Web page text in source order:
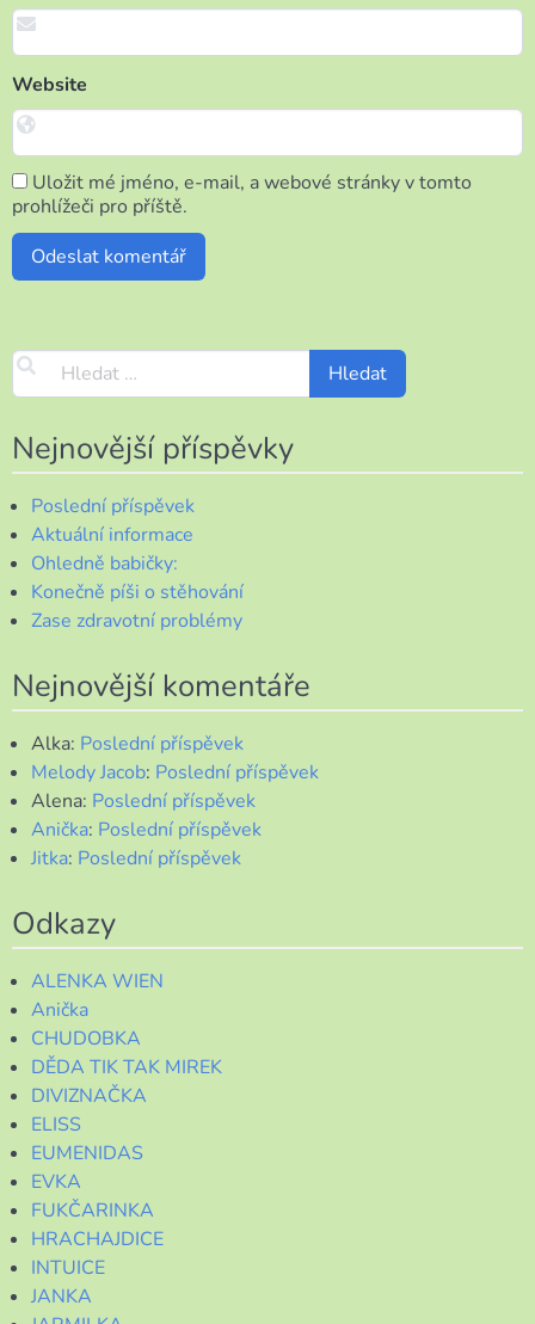
Website
Uložit mé jméno, e-mail, a webové stránky v tomto
prohlížeči pro příště.
Nejnovější příspěvky
Poslední příspěvek
Aktuální informace
Ohledně babičky:
Konečně píši o stěhování
Zase zdravotní problémy
Nejnovější komentáře
Alka: Poslední příspěvek
Melody Jacob: Poslední příspěvek
Alena: Poslední příspěvek
Anička: Poslední příspěvek
Jitka: Poslední příspěvek
Odkazy
ALENKA WIEN
Anička
CHUDOBKA
DĚDA TIK TAK MIREK
DIVIZNAČKA
ELISS
EUMENIDAS
EVKA
FUKČARINKA
HRACHAJDICE
INTUICE
JANKA